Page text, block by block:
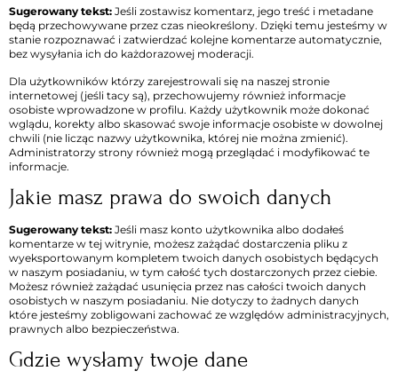
Sugerowany tekst: Jeśli zostawisz komentarz, jego treść i metadane
będą przechowywane przez czas nieokreślony. Dzięki temu jesteśmy w
stanie rozpoznawać i zatwierdzać kolejne komentarze automatycznie,
bez wysyłania ich do każdorazowej moderacji.
Dla użytkowników którzy zarejestrowali się na naszej stronie
internetowej (jeśli tacy są), przechowujemy również informacje
osobiste wprowadzone w profilu. Każdy użytkownik może dokonać
wglądu, korekty albo skasować swoje informacje osobiste w dowolnej
chwili (nie licząc nazwy użytkownika, której nie można zmienić).
Administratorzy strony również mogą przeglądać i modyfikować te
informacje.
Jakie masz prawa do swoich danych
Sugerowany tekst: Jeśli masz konto użytkownika albo dodałeś
komentarze w tej witrynie, możesz zażądać dostarczenia pliku z
wyeksportowanym kompletem twoich danych osobistych będących
w naszym posiadaniu, w tym całość tych dostarczonych przez ciebie.
Możesz również zażądać usunięcia przez nas całości twoich danych
osobistych w naszym posiadaniu. Nie dotyczy to żadnych danych
które jesteśmy zobligowani zachować ze względów administracyjnych,
prawnych albo bezpieczeństwa.
Gdzie wysłamy twoje dane